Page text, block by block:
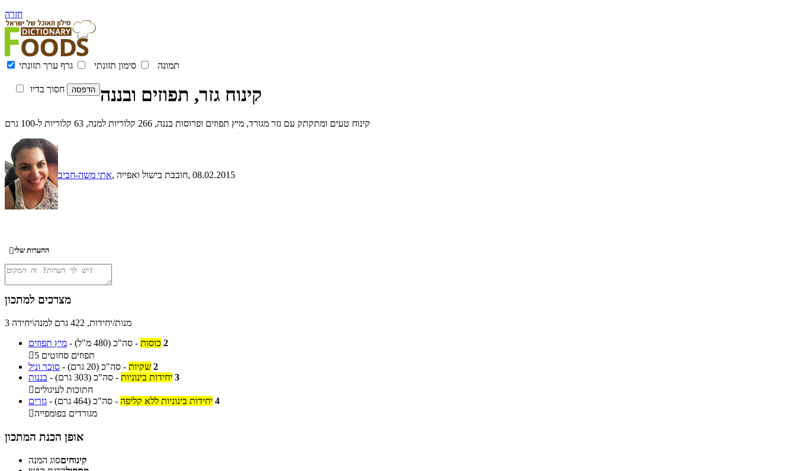
חזרה
תמונה סימון תזונתי גרף ערך תזונתי
חסוך בדיו קינוח גזר, תפוזים ובננה
קינוח טעים ומתקתק עם גזר מגורד, מיץ תפוזים ופרוסות בננה, 266 קלוריות למנה, 63 קלוריות ל-100 גרם
אתי משה-חביב , חובבת בישול ואפייה, 08.02.2015
ההערות שלי
מצרכים למתכון
3 מנות/יחידות, 422 גרם למנה\יחידה
מיץ תפוזים - 2 כוסות - סה"כ (480 מ"ל)

5 תפוזים סחוטים
סוכר וניל - 2 שקיות - סה"כ (20 גרם)
בננות - 3 יחידות בינוניות - סה"כ (303 גרם)
חתוכות לעיגולים
גזרים - 4 יחידות בינוניות ללא קליפה - סה"כ (464 גרם)
מגורדים בפומפייה
אופן הכנת המתכון
קינוחיםסוג המנה